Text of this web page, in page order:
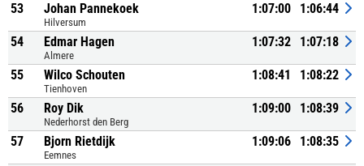
53 Johan Pannekoek
Hilversum
1:07:00 1:06:44
54 Edmar Hagen
Almere
1:07:32 1:07:18
55 Wilco Schouten
Tienhoven
1:08:41 1:08:22
56 Roy Dik
Nederhorst den Berg
1:09:00 1:08:39
57 Bjorn Rietdijk
Eemnes
1:09:06 1:08:35